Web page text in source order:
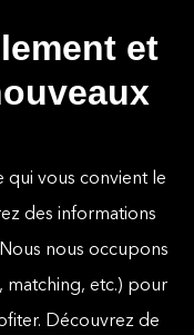
et
qui vous convient le
des informations
nous occupons
matching, etc.) pour
Découvrez de